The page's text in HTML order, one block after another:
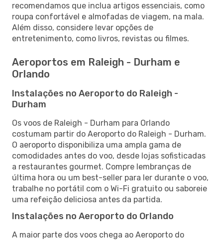
recomendamos que inclua artigos essenciais, como
roupa confortável e almofadas de viagem, na mala.
Além disso, considere levar opções de
entretenimento, como livros, revistas ou filmes.
Aeroportos em Raleigh - Durham e
Orlando
Instalações no Aeroporto do Raleigh -
Durham
Os voos de Raleigh - Durham para Orlando
costumam partir do Aeroporto do Raleigh - Durham.
O aeroporto disponibiliza uma ampla gama de
comodidades antes do voo, desde lojas sofisticadas
a restaurantes gourmet. Compre lembranças de
última hora ou um best-seller para ler durante o voo,
trabalhe no portátil com o Wi-Fi gratuito ou saboreie
uma refeição deliciosa antes da partida.
Instalações no Aeroporto do Orlando
A maior parte dos voos chega ao Aeroporto do